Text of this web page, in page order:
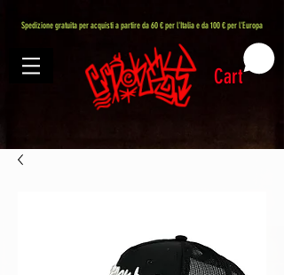
Spedizione gratuita per acquisti a partire da 60 € per l'Italia e da 100 € per l'Europa
Cart